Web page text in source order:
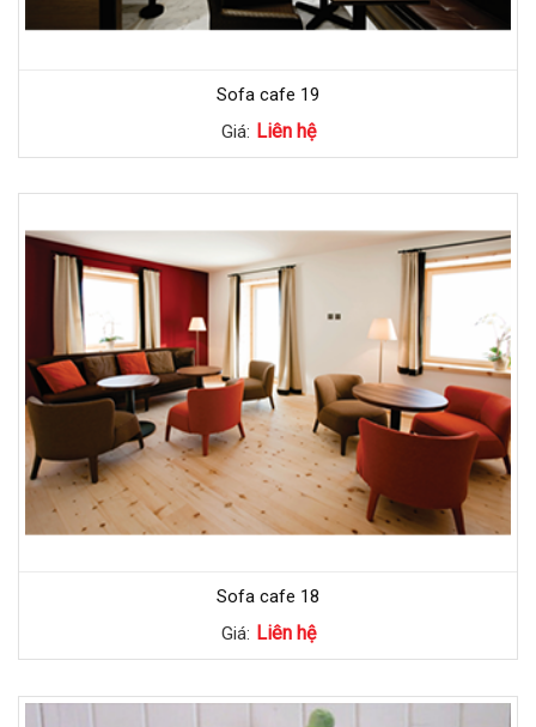
Sofa cafe 19
Giá: Liên hệ
Sofa cafe 18
Giá: Liên hệ